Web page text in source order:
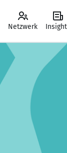
Netzwerk